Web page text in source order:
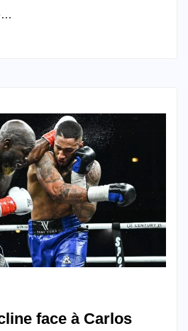
face à Carlos